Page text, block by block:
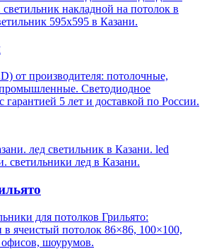
накладной на потолок в
595х595 в Казани.
от производителя: потолочные,
Светодиодное
5 лет и доставкой по России.
лед светильник в Казани. led
светильники лед в Казани.
для потолков Грильято:
в ячеистый потолок 86×86, 100×100,
шоурумов.